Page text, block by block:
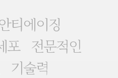
티에이징
포
전문적인
기술력